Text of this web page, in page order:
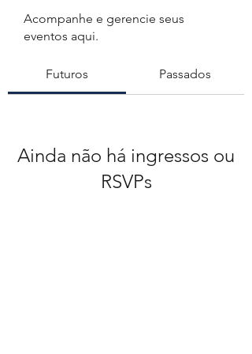
Acompanhe e gerencie seus
eventos aqui.
Futuros Passados
Ainda não há ingressos ou
RSVPs